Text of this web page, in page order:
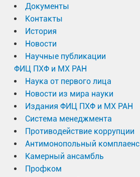
Документы
Контакты
История
Новости
Научные публикации
ФИЦ ПХФ и МХ РАН
Наука от первого лица
Новости из мира науки
Издания ФИЦ ПХФ и МХ РАН
Система менеджмента
Противодействие коррупции
Антимонопольный комплаенс
Камерный ансамбль
Профком